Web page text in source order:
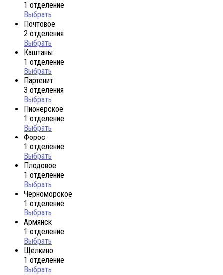
1 отделение
Выбрать
Почтовое
2 отделения
Выбрать
Каштаны
1 отделение
Выбрать
Партенит
3 отделения
Выбрать
Пионерское
1 отделение
Выбрать
Форос
1 отделение
Выбрать
Плодовое
1 отделение
Выбрать
Черноморское
1 отделение
Выбрать
Армянск
1 отделение
Выбрать
Щелкино
1 отделение
Выбрать